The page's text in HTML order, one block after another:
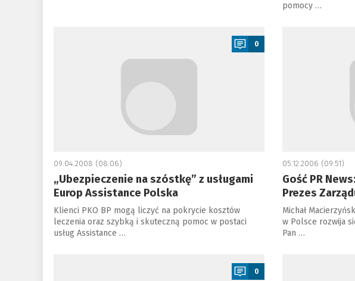
pomocy …
0
09.04.2008 (08:06)
„Ubezpieczenie na szóstkę” z usługami
Europ Assistance Polska
Klienci PKO BP mogą liczyć na pokrycie kosztów
leczenia oraz szybką i skuteczną pomoc w postaci
usług Assistance …
05.12.2006 (09:51)
Gość PR
Prezes
Michał
w Polsce rozwija
Pan …
0